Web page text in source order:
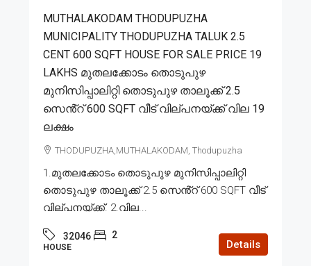
MUTHALAKODAM THODUPUZHA
MUNICIPALITY THODUPUZHA TALUK 2.5
CENT 600 SQFT HOUSE FOR SALE PRICE 19
LAKHS മുതലക്കോടം തൊടുപുഴ
മുനിസിപ്പാലിറ്റി തൊടുപുഴ താലൂക്ക് 2.5
സെൻ്റ് 600 SQFT വീട് വില്പനയ്ക്ക് വില 19
ലക്ഷം
THODUPUZHA,MUTHALAKODAM, Thodupuzha
1.മുതലക്കോടം തൊടുപുഴ മുനിസിപ്പാലിറ്റി
തൊടുപുഴ താലൂക്ക് 2.5 സെൻ്റ് 600 SQFT വീട്
വില്പനയ്ക്ക്. 2.വില...
32046 2
HOUSE Details